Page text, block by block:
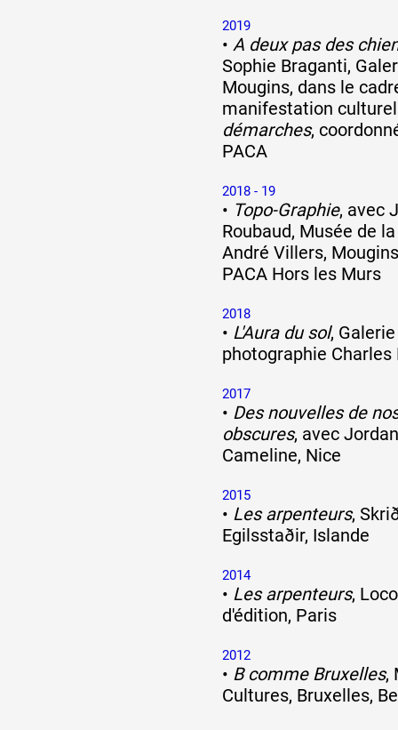
Réseau
De A à Z
Année par année
Collection vidéos
Candidater
2019
• A deux pas des
Sophie Braganti,
Mougins, dans le
manifestation
démarches,
PACA
2018 - 19
• Topo-Graphie, avec
Roubaud, Musée de
André Villers,
PACA Hors les Murs
2018
• L'Aura du sol,
photographie Charles
2017
• Des nouvelles de
obscures, avec
Cameline, Nice
2015
• Les arpenteurs,
Egilsstaðir, Islande
2014
• Les arpenteurs,
d'édition, Paris
2012
• B comme Bruxelles,
Cultures, Bruxelles,